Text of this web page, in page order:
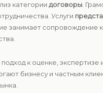
категории договоры .
Услуги
занимает сопровождение
к оценке,
бизнесу и частным